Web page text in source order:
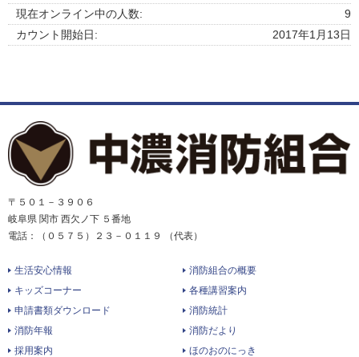
9
現在オンライン中の人数:
2017年1月13日
カウント開始日:
〒５０１－３９０６
岐阜県 関市 西欠ノ下 ５番地
電話：（０５７５）２３－０１１９ （代表）
生活安心情報
消防組合の概要
キッズコーナー
各種講習案内
申請書類ダウンロード
消防統計
消防年報
消防だより
採用案内
ほのおのにっき